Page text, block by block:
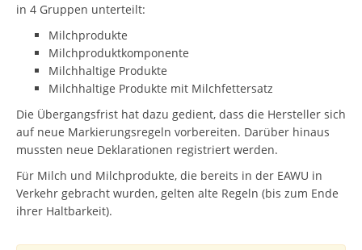
in 4 Gruppen unterteilt:
Milchprodukte
Milchproduktkomponente
Milchhaltige Produkte
Milchhaltige Produkte mit Milchfettersatz
Die Übergangsfrist hat dazu gedient, dass die Hersteller sich
auf neue Markierungsregeln vorbereiten. Darüber hinaus
mussten neue Deklarationen registriert werden.
Für Milch und Milchprodukte, die bereits in der EAWU in
Verkehr gebracht wurden, gelten alte Regeln (bis zum Ende
ihrer Haltbarkeit).